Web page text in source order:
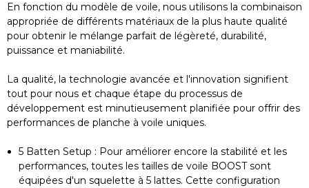
En fonction du modèle de voile, nous utilisons la combinaison
appropriée de différents matériaux de la plus haute qualité
pour obtenir le mélange parfait de légèreté, durabilité,
puissance et maniabilité.
La qualité, la technologie avancée et l'innovation signifient
tout pour nous et chaque étape du processus de
développement est minutieusement planifiée pour offrir des
performances de planche à voile uniques.
5 Batten Setup : Pour améliorer encore la stabilité et les
performances, toutes les tailles de voile BOOST sont
équipées d'un squelette à 5 lattes. Cette configuration